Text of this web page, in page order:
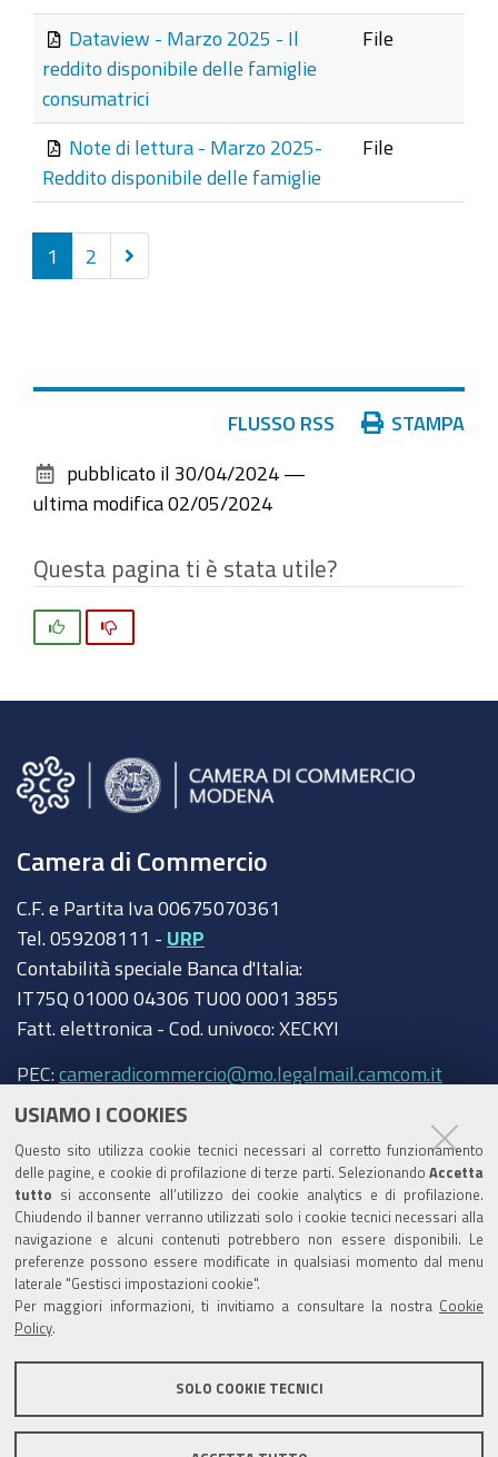
USIAMO I COOKIES
Questo sito utilizza cookie tecnici necessari al corretto funzionamento
delle pagine, e cookie di profilazione di terze parti. Selezionando Accetta
tutto si acconsente all’utilizzo dei cookie analytics e di profilazione.
Chiudendo il banner verranno utilizzati solo i cookie tecnici necessari alla
navigazione e alcuni contenuti potrebbero non essere disponibili. Le
preferenze possono essere modificate in qualsiasi momento dal menu
laterale "Gestisci impostazioni cookie".
Per maggiori informazioni, ti invitiamo a consultare la nostra Cookie
Policy
SOLO COOKIE TECNICI
Dataview - Marzo 2025 - Il
reddito disponibile delle famiglie
consumatrici
File
Note di lettura - Marzo 2025-
Reddito disponibile delle famiglie
File
1 2
Successivi
25
documento
FLUSSO RSS STAMPA
pubblicato il 30/04/2024 —
ultima modifica 02/05/2024
Questa pagina ti è stata utile?
Camera di Commercio
C.F. e Partita Iva 00675070361
Tel. 059208111 - URP
Contabilità speciale Banca d'Italia:
IT75Q 01000 04306 TU00 0001 3855
Fatt. elettronica - Cod. univoco: XECKYI
PEC: cameradicommercio@mo.legalmail.camcom.it
Trasparenza
Amministrazione trasparente
Albo Camerale
Pubblicità Legale
Area riservata Amministratori
Accesso riservato agli Amministratori dell'ente